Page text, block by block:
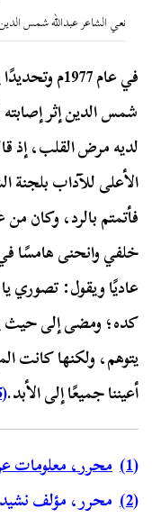
نعي الشاعر عبدالله شمس
شمس الدين إثر
لديه مرض القلب، إذ
الأعلى للآداب
فأتمتم بالرد، وكان
خلفي وانحنى هامسًا في
عاديًا ويقول: تصوري
كده؛ ومضى إلى حيث
يتوهم، ولكنها كانت
أعيننا جميعًا إلى الأبد.(5)
(1)
محرر، معلومات
(2)
محرر، مؤلف نشيد